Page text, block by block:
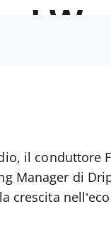
il conduttore
Manager di
crescita